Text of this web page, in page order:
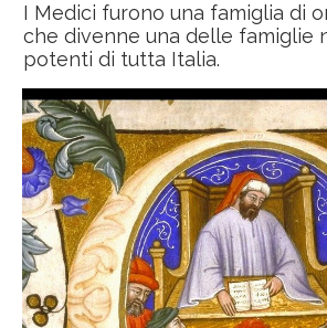
I Medici furono una famiglia di
che divenne una delle famiglie
potenti di tutta Italia.